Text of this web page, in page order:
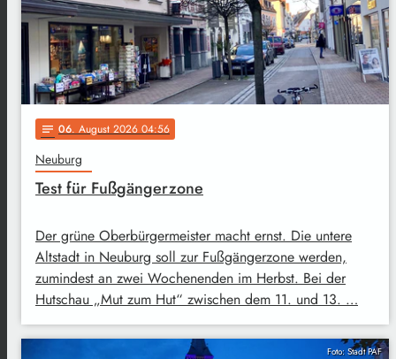
notes 06. August 2026 04:56
Neuburg
Test für Fußgängerzone
Der grüne Oberbürgermeister macht ernst. Die untere
Altstadt in Neuburg soll zur Fußgängerzone werden,
zumindest an zwei Wochenenden im Herbst. Bei der
Hutschau „Mut zum Hut“ zwischen dem 11. und 13. …
Foto: Stadt PAF